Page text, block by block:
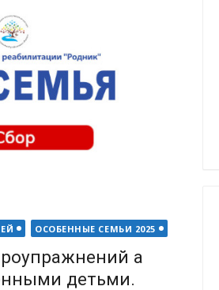
ОСОБЕННЫЕ СЕМЬИ 2025
а
детьми.